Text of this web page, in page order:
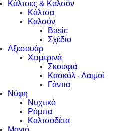
Κάλτσες & Καλσόν
Κάλτσα
Καλσόν
Basic
Σχέδιο
Αξεσουάρ
Χειμερινά
Σκουφιά
Κασκόλ - Λαιμοί
Γάντια
Νύφη
Νυχτικό
Ρόμπα
Καλτσοδέτα